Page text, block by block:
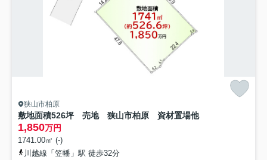
狭山市柏原
敷地面積526坪 売地 狭山市柏原 資材置場他
1,850万円
1741.00㎡ (-)
川越線「笠幡」駅 徒歩32分